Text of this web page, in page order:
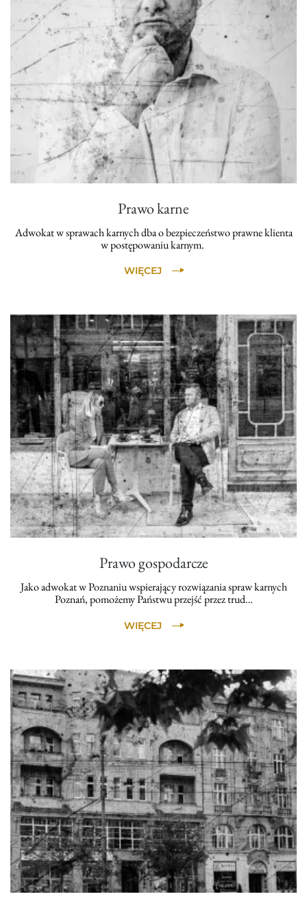
Prawo karne
Adwokat w sprawach karnych dba o bezpieczeństwo prawne klienta
w postępowaniu karnym.
WIĘCEJ
Prawo gospodarcze
Jako adwokat w Poznaniu wspierający rozwiązania spraw karnych
Poznań, pomożemy Państwu przejść przez trud…
WIĘCEJ